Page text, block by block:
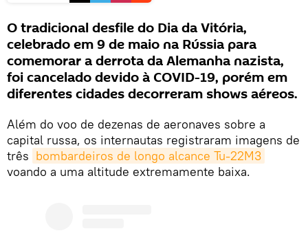
O tradicional desfile do Dia da Vitória,
celebrado em 9 de maio na Rússia para
comemorar a derrota da Alemanha nazista,
foi cancelado devido à COVID-19, porém em
diferentes cidades decorreram shows aéreos.
Além do voo de dezenas de aeronaves sobre a
capital russa, os internautas registraram imagens de
três bombardeiros de longo alcance Tu-22M3
voando a uma altitude extremamente baixa.